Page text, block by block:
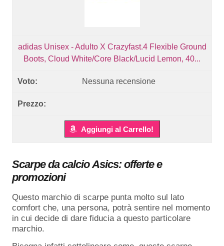
adidas Unisex - Adulto X Crazyfast.4 Flexible Ground
Boots, Cloud White/Core Black/Lucid Lemon, 40...
Nessuna recensione
Aggiungi al Carrello!
Scarpe da calcio Asics: offerte e
promozioni
Questo marchio di scarpe punta molto sul lato
comfort che, una persona, potrà sentire nel momento
in cui decide di dare fiducia a questo particolare
marchio.